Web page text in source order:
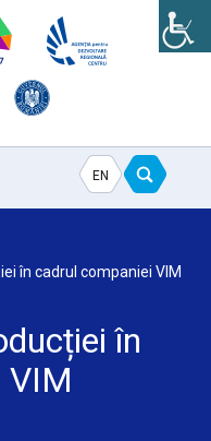
EN
în cadrul companiei VIM
în
VIM